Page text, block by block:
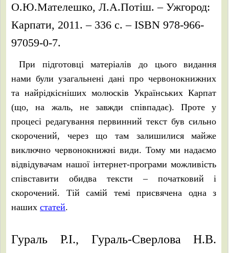
О.Ю.Мателешко, Л.А.Потіш. – Ужгород:
Карпати, 2011. – 336 с. – ISBN 978-966-
97059-0-7.
При підготовці матеріалів до цього видання
нами були узагальнені дані про червонокнижних
та найрідкісніших молюсків Українських Карпат
(що, на жаль, не завжди співпадає). Проте у
процесі редагування первинний текст був сильно
скорочений, через що там залишилися майже
виключно червонокнижні види. Тому ми надаємо
відвідувачам нашої інтернет-програми можливість
співставити обидва тексти – початковий і
скорочений. Тій самій темі присвячена одна з
нашихстатей.
Гураль Р.І., Гураль-Сверлова Н.В.